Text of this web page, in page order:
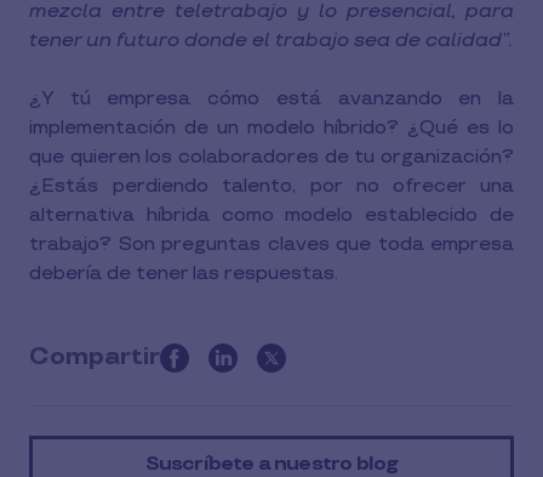
mezcla entre teletrabajo y lo presencial, para
tener un futuro donde el trabajo sea de calidad”.
¿Y tú empresa cómo está avanzando en la
implementación de un modelo híbrido? ¿Qué es lo
que quieren los colaboradores de tu organización?
¿Estás perdiendo talento, por no ofrecer una
alternativa híbrida como modelo establecido de
trabajo? Son preguntas claves que toda empresa
debería de tener las respuestas.
Compartir
this
on
Suscríbete a nuestro blog